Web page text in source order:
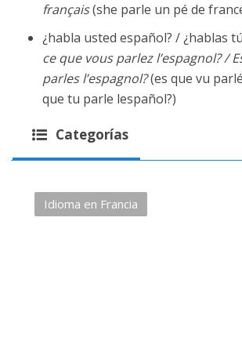
français(she parle un pé de
¿habla usted español? / ¿hablas
ce que vous parlez l’espagnol? /
parles l’espagnol?(es que vu
que tu parle lespañol?)
Categorías
Idioma en Francia